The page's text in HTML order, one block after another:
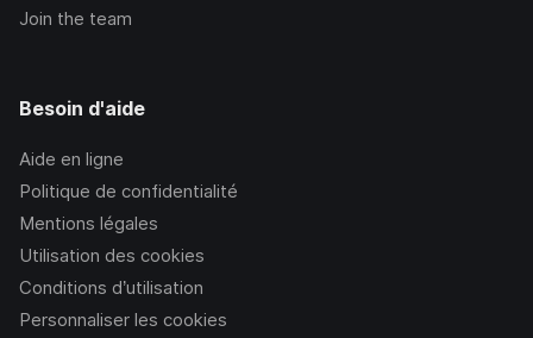
Join the team
Besoin d'aide
Aide en ligne
Politique de confidentialité
Mentions légales
Utilisation des cookies
Conditions d’utilisation
Personnaliser les cookies